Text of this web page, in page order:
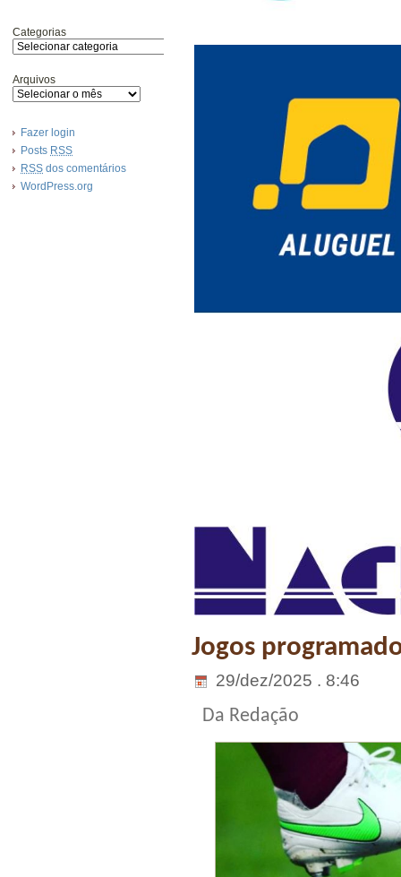
Categorias
Arquivos
Fazer login
Posts RSS
RSS dos comentários
WordPress.org
Jogos
29/dez/2025 . 8:46
Da Redação